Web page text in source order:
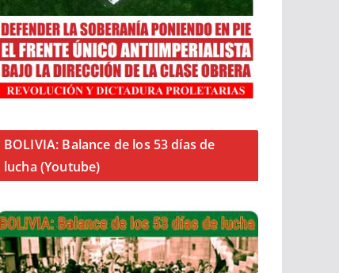
BOLIVIA: Balance de los 53 días de
lucha (Youtube)